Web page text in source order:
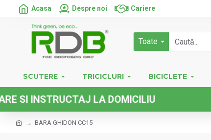
Acasa Despre noi Cariere
Toate
SCUTERE TRICICLURI BICICLETE
LA DOMICILIU
BARA GHIDON CC15